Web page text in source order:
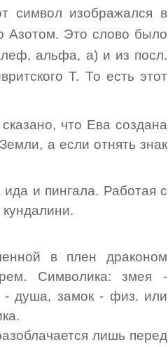
символ изображался в
Азотом. Это слово было
альфа, а) и из посл.
Т. То есть этот
что Ева создана
а если отнять знак
и пингала. Работая с
в плен драконом
Символика: змея -
- душа, замок - физ. или
лишь перед